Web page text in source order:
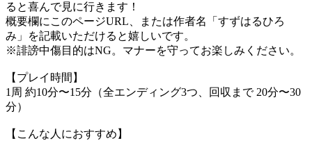
ると喜んで見に行きます！
概要欄にこのページURL、または作者名「すずはるひろ
み」を記載いただけると嬉しいです。
※誹謗中傷目的はNG。マナーを守ってお楽しみください。
【プレイ時間】
1周 約10分〜15分（全エンディング3つ、回収まで 20分〜30
分）
【こんな人におすすめ】